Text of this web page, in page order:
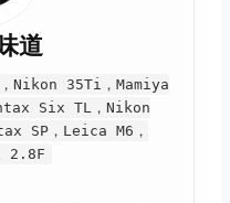
道
Nikon 35Ti，Mamiya
Six TL，Nikon
SP，Leica M6，